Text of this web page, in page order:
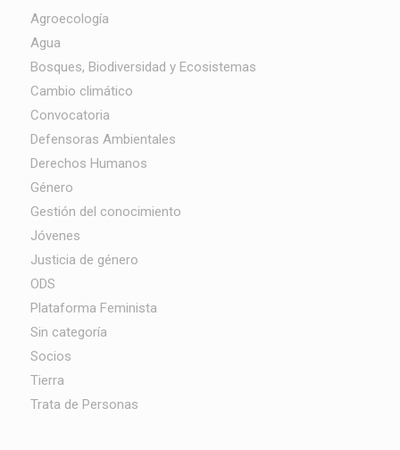
Agroecología
Agua
Bosques, Biodiversidad y Ecosistemas
Cambio climático
Convocatoria
Defensoras Ambientales
Derechos Humanos
Género
Gestión del conocimiento
Jóvenes
Justicia de género
ODS
Plataforma Feminista
Sin categoría
Socios
Tierra
Trata de Personas